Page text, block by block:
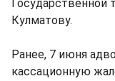
Кулматову.
Ранее, 7 июня
кассационную